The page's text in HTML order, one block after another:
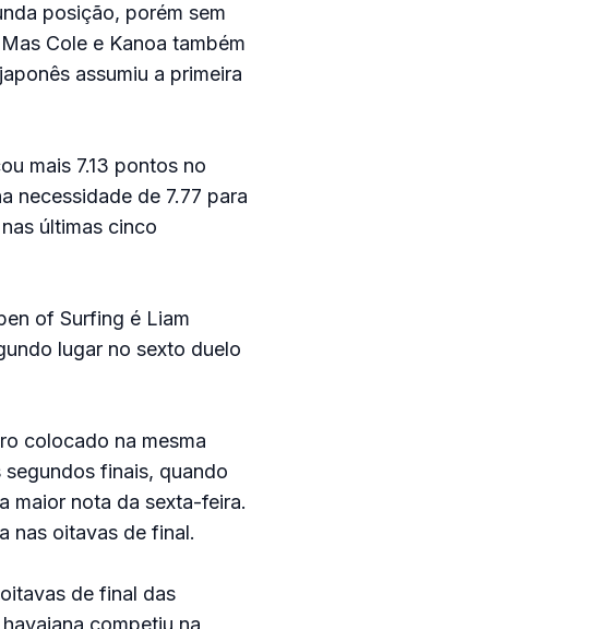
posição, porém sem
Cole e Kanoa também
assumiu a primeira
mais 7.13 pontos no
necessidade de 7.77 para
últimas cinco
of Surfing é Liam
lugar no sexto duelo
colocado na mesma
finais, quando
maior nota da sexta-feira.
nas oitavas de final.
de final das
competiu na